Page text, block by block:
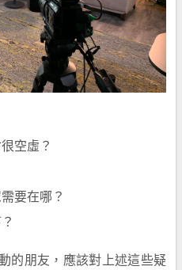
空虛？
要在哪？
的朋友，應該對上述這些疑